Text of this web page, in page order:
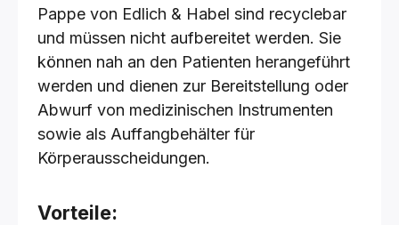
Pappe von Edlich & Habel sind recyclebar
und müssen nicht aufbereitet werden. Sie
können nah an den Patienten herangeführt
werden und dienen zur Bereitstellung oder
Abwurf von medizinischen Instrumenten
sowie als Auffangbehälter für
Körperausscheidungen.
Vorteile: